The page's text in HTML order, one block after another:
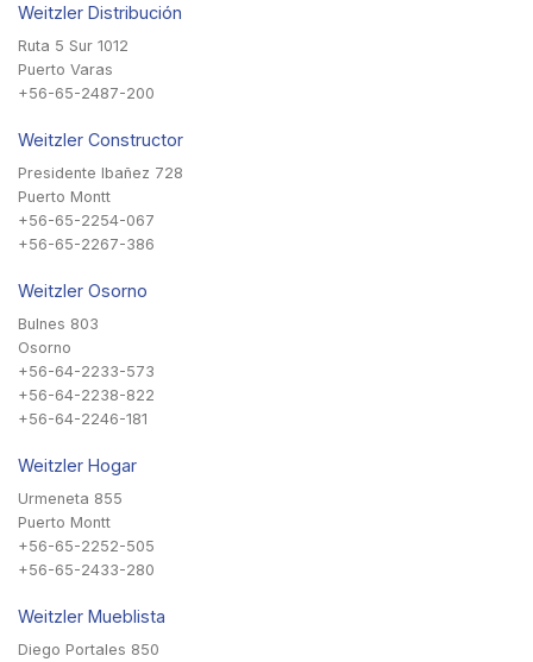
Weitzler Distribución
Ruta 5 Sur 1012
Puerto Varas
+56-65-2487-200
Weitzler Constructor
Presidente Ibañez 728
Puerto Montt
+56-65-2254-067
+56-65-2267-386
Weitzler Osorno
Bulnes 803
Osorno
+56-64-2233-573
+56-64-2238-822
+56-64-2246-181
Weitzler Hogar
Urmeneta 855
Puerto Montt
+56-65-2252-505
+56-65-2433-280
Weitzler Mueblista
Diego Portales 850